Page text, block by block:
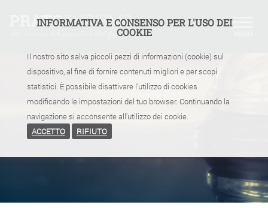
INFORMATIVA E CONSENSO PER L'USO DEI
COOKIE
Il nostro sito salva piccoli pezzi di informazioni (cookie) sul
dispositivo, al fine di fornire contenuti migliori e per scopi
statistici. È possibile disattivare l'utilizzo di cookies
modificando le impostazioni del tuo browser. Continuando la
navigazione si acconsente all'utilizzo dei cookie.
ACCETTO
RIFIUTO